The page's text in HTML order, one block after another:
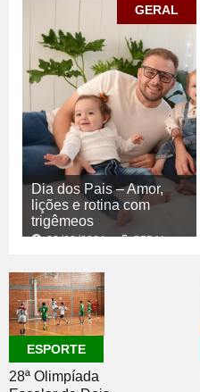
GERAL
Dia dos Pais – Amor,
lições e rotina com
trigêmeos
08/08/2026 GERAL
ESPORTE
28ª Olimpíada